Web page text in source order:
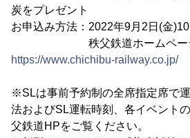
炭をプレゼント
お申込み方法：2022年9月2日(金
秩父鉄道ホームページ
https://www.chichibu-railway.co.jp/
※SLは事前予約制の全席指定席で
法およびSL運転時刻、各イベント
父鉄道HPをご覧ください。